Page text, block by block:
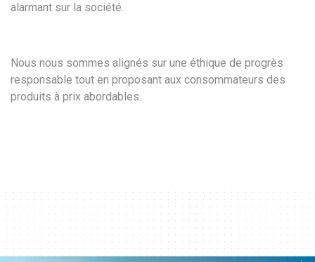
alarmant sur la société.
Nous nous sommes alignés sur une éthique de progrès
responsable tout en proposant aux consommateurs des
produits à prix abordables.